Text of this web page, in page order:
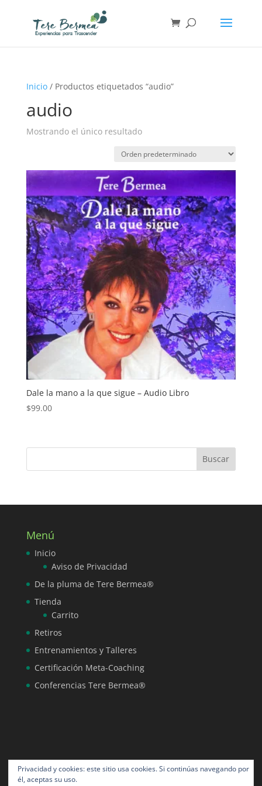
Inicio/ Productos etiquetados “audio”
audio
Mostrando el único resultado
Dale la mano a la que sigue – Audio Libro
$99.00
Menú
Inicio
Aviso de Privacidad
De la pluma de Tere Bermea®
Tienda
Carrito
Retiros
Entrenamientos y Talleres
Certificación Meta-Coaching
Conferencias Tere Bermea®
Privacidad y cookies: este sitio usa cookies. Si continúas navegando por
él, aceptas su uso.